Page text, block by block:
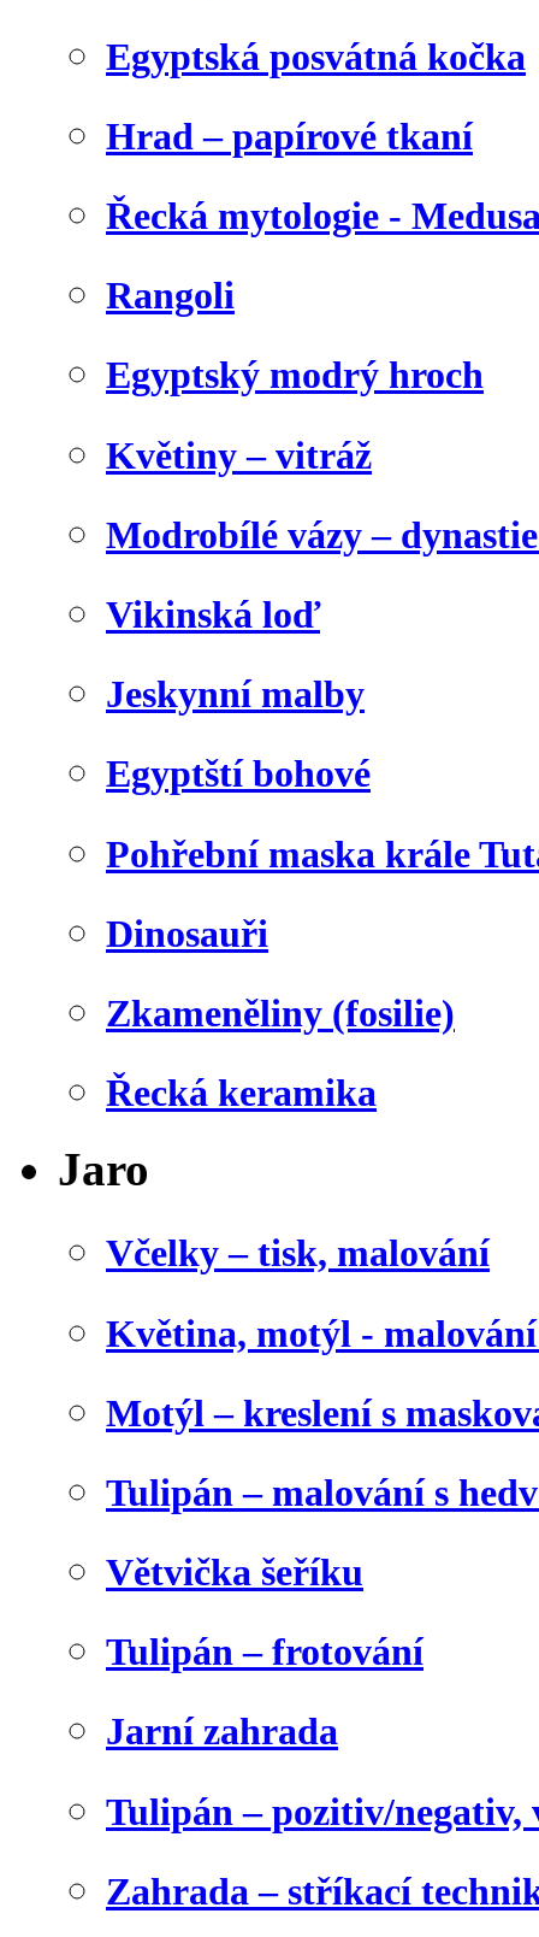
Egyptská posvátná kočka
Hrad – papírové tkaní
Řecká mytologie -
Rangoli
Egyptský modrý hroch
Květiny – vitráž
Modrobílé vázy –
Vikinská loď
Jeskynní malby
Egyptští bohové
Pohřební maska krále
Dinosauři
Zkameněliny (fosilie)
Řecká keramika
Jaro
Včelky – tisk, malování
Květina, motýl -
Motýl – kreslení s
Tulipán – malování s
Větvička šeříku
Tulipán – frotování
Jarní zahrada
Tulipán – pozitiv/negativ,
Zahrada – stříkací